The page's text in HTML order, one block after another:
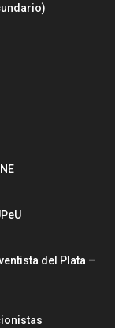
del Plata –